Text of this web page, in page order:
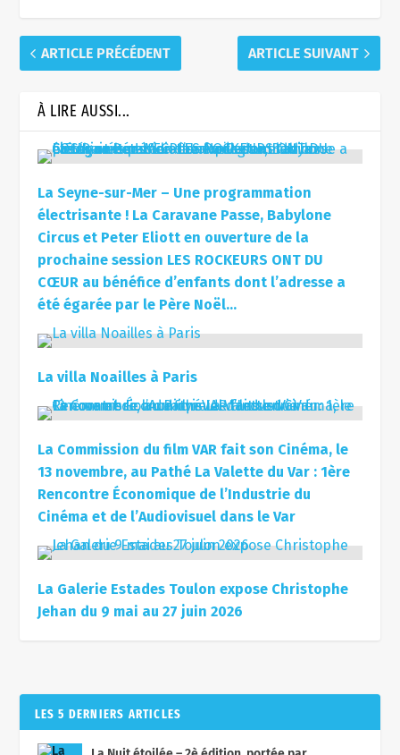
ARTICLE PRÉCÉDENT ARTICLE SUIVANT
À LIRE AUSSI...
La Seyne-sur-Mer – Une programmation
électrisante ! La Caravane Passe, Babylone
Circus et Peter Eliott en ouverture de la
prochaine session LES ROCKEURS ONT DU
CŒUR au bénéfice d’enfants dont l’adresse a
été égarée par le Père Noël…
La villa Noailles à Paris
La Commission du film VAR fait son Cinéma, le
13 novembre, au Pathé La Valette du Var : 1ère
Rencontre Économique de l’Industrie du
Cinéma et de l’Audiovisuel dans le Var
La Galerie Estades Toulon expose Christophe
Jehan du 9 mai au 27 juin 2026
LES 5 DERNIERS ARTICLES